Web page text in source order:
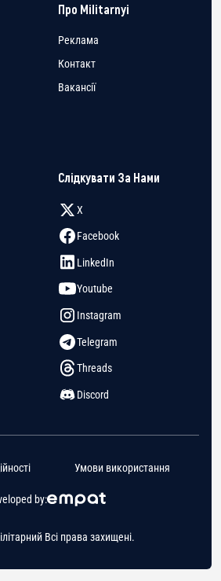
Про Militarnyi
Реклама
Контакт
Вакансії
Слідкувати За Нами
X
Facebook
LinkedIn
Youtube
Instagram
Telegram
Threads
Discord
Всі права захищені.
by:
Умови використання